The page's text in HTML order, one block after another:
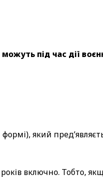
під час дії
який
включно. Тобто,